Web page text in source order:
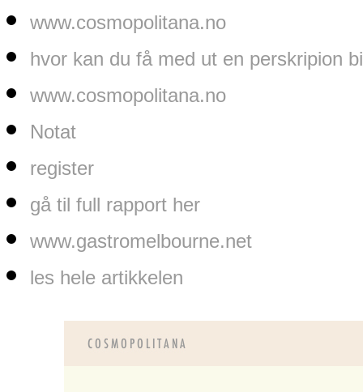
www.cosmopolitana.no
hvor kan du få med ut en perskripion
www.cosmopolitana.no
Notat
register
gå til full rapport her
www.gastromelbourne.net
les hele artikkelen